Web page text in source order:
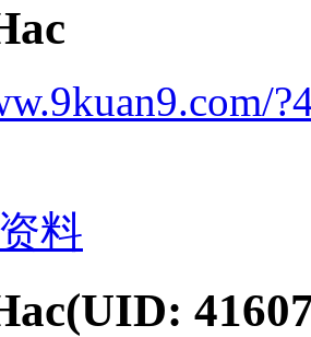
料
(UID: